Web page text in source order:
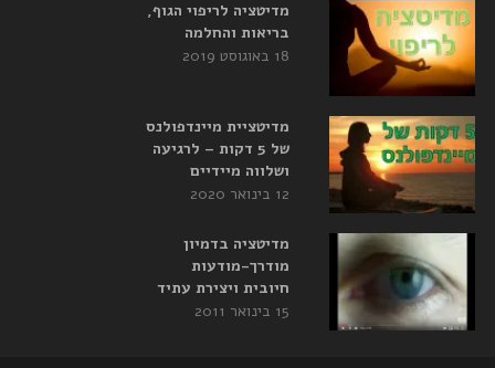
מדיטציה לריפוי הגוף,
בריאות והחלמה
18 באוגוסט 2019
מדיטציית מיינדפולנס
של 5 דקות – לרגיעה
ושלווה מיידיים
12 בינואר 2020
מדיטציה בדמיון
מודרך-מודעות
חיובית ויצירת עתיד
15 בינואר 2011